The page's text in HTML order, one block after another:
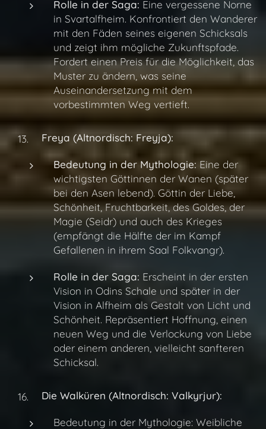
Rolle in der Saga: Eine vergessene Norne
in Svartalfheim. Konfrontiert den Wanderer
mit den Fäden seines eigenen Schicksals
und zeigt ihm mögliche Zukunftspfade.
Fordert einen Preis für die Möglichkeit, das
Muster zu ändern, was seine
Auseinandersetzung mit dem
vorbestimmten Weg vertieft.
Freya (Altnordisch: Freyja):
Bedeutung in der Mythologie: Eine der
wichtigsten Göttinnen der Wanen (später
bei den Asen lebend). Göttin der Liebe,
Schönheit, Fruchtbarkeit, des Goldes, der
Magie (Seidr) und auch des Krieges
(empfängt die Hälfte der im Kampf
Gefallenen in ihrem Saal Folkvangr).
Rolle in der Saga: Erscheint in der ersten
Vision in Odins Schale und später in der
Vision in Alfheim als Gestalt von Licht und
Schönheit. Repräsentiert Hoffnung, einen
neuen Weg und die Verlockung von Liebe
oder einem anderen, vielleicht sanfteren
Schicksal.
Die Walküren (Altnordisch: Valkyrjur):
Bedeutung in der Mythologie: Weibliche